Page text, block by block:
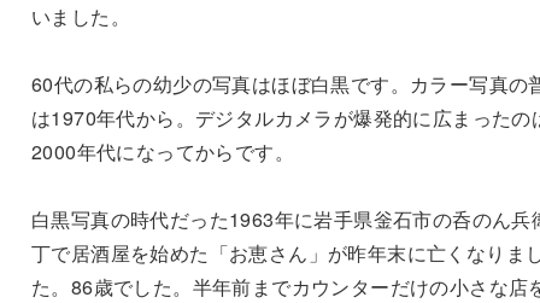
いました。
60代の私らの幼少の写真はほぼ白黒です。カラー写真の
は1970年代から。デジタルカメラが爆発的に広まったの
2000年代になってからです。
白黒写真の時代だった1963年に岩手県釡石市の呑のん兵
丁で居酒屋を始めた「お恵さん」が昨年末に亡くなりま
た。86歳でした。半年前までカウンターだけの小さな店